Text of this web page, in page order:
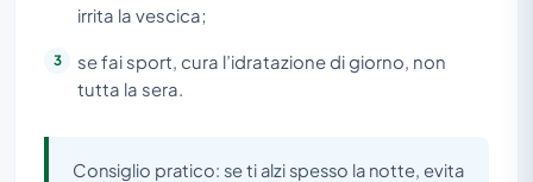
irrita la vescica;
se fai sport, cura l’idratazione di giorno, non
tutta la sera.
Consiglio pratico: se ti alzi spesso la notte, evita